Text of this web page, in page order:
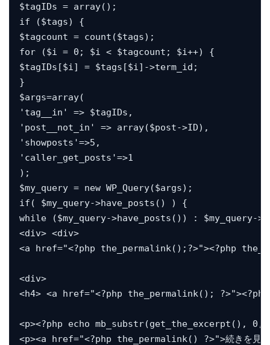
$tagIDs = array();
if ($tags) {
$tagcount = count($tags);
for ($i = 0; $i < $tagcount; $i++) {
$tagIDs[$i] = $tags[$i]->term_id;
}
$args=array(
'tag__in' => $tagIDs,
'post__not_in' => array($post->ID),
'showposts'=>5,
'caller_get_posts'=>1
);
$my_query = new WP_Query($args);
if( $my_query->have_posts() ) {
while ($my_query->have_posts()) : $my_query-
<div> <div>
<a href="<?php the_permalink();?>"><?php
<div>
<h4> <a href="<?php the_permalink();
<p><?php echo mb_substr(get_the_excerpt(),
<p><a href="<?php the_permalink() ?>">続きを見